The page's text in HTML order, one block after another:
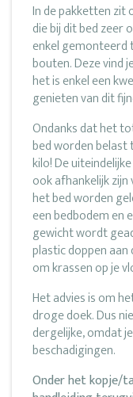
In de pakketten zit
die bij dit bed zeer
enkel gemonteerd
bouten. Deze vind
het is enkel een
genieten van dit
Ondanks dat het
bed worden
kilo! De
ook afhankelijk
het bed worden
een bedbodem en
gewicht wordt
plastic doppen
om krassen op je
Het advies is om
droge doek. Dus
dergelijke, omdat
beschadigingen.
Onder het kopje/